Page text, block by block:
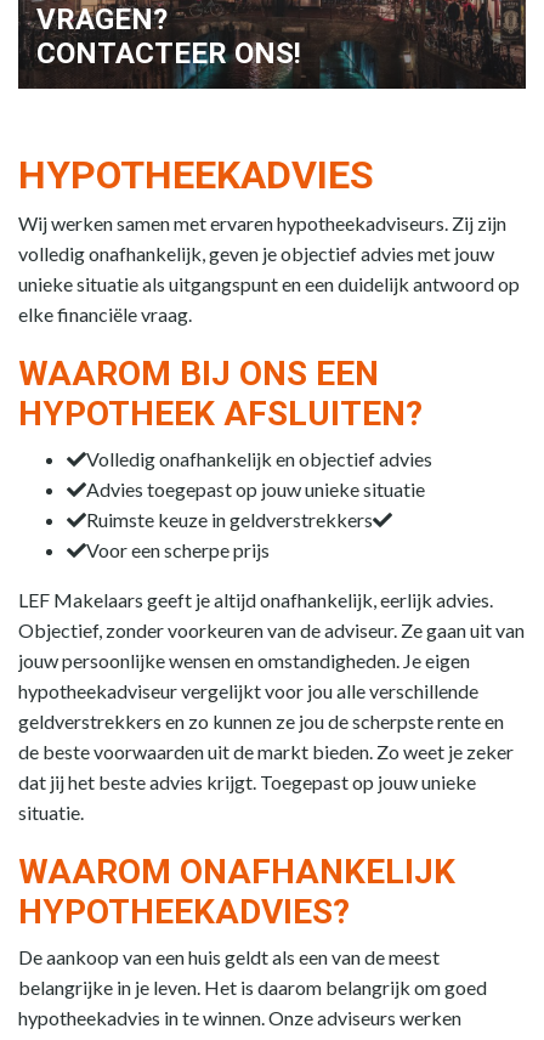
VRAGEN?
CONTACTEER ONS!
HYPOTHEEKADVIES
Wij werken samen met ervaren hypotheekadviseurs. Zij zijn
volledig onafhankelijk, geven je objectief advies met jouw
unieke situatie als uitgangspunt en een duidelijk antwoord op
elke financiële vraag.
WAAROM BIJ ONS EEN
HYPOTHEEK AFSLUITEN?
Volledig onafhankelijk en objectief advies
Advies toegepast op jouw unieke situatie
Ruimste keuze in geldverstrekkers
Voor een scherpe prijs
LEF Makelaars geeft je altijd onafhankelijk, eerlijk advies.
Objectief, zonder voorkeuren van de adviseur. Ze gaan uit van
jouw persoonlijke wensen en omstandigheden. Je eigen
hypotheekadviseur vergelijkt voor jou alle verschillende
geldverstrekkers en zo kunnen ze jou de scherpste rente en
de beste voorwaarden uit de markt bieden. Zo weet je zeker
dat jij het beste advies krijgt. Toegepast op jouw unieke
situatie.
WAAROM ONAFHANKELIJK
HYPOTHEEKADVIES?
De aankoop van een huis geldt als een van de meest
belangrijke in je leven. Het is daarom belangrijk om goed
hypotheekadvies in te winnen. Onze adviseurs werken